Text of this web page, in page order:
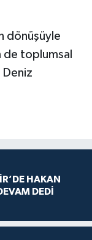
dönüşüyle
de toplumsal
Deniz
HAKAN
DEDİ